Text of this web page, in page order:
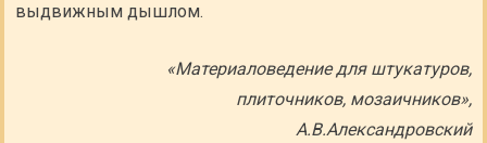
выдвижным дышлом.
«Материаловедение для штукатуров,
плиточников, мозаичников»,
А.В.Александровский